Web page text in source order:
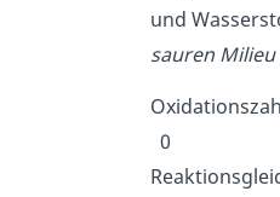
und
sauren Milieu
0